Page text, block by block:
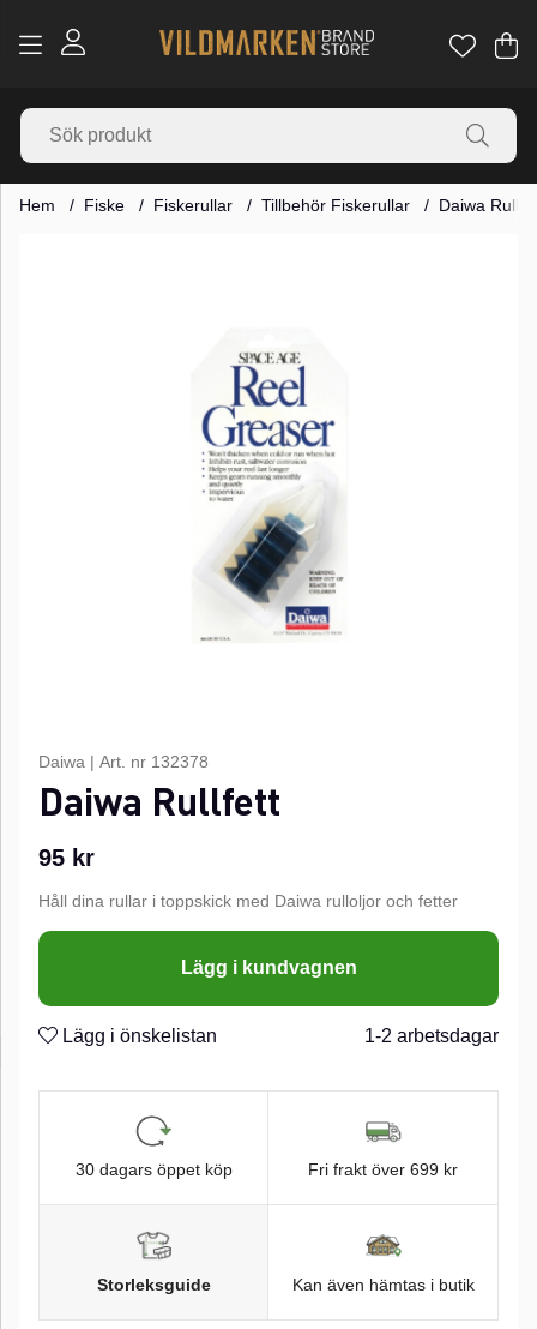
.
Hem Fiske Fiskerullar Tillbehör Fiskerullar Daiwa
Daiwa | Art. nr 132378
Daiwa Rullfett
95 kr
Håll dina rullar i toppskick med Daiwa rulloljor och fetter
Lägg i kundvagnen
Lägg i önskelistan 1-2 arbetsdagar
30 dagars öppet köp Fri frakt över 699 kr
Storleksguide Kan även hämtas i butik